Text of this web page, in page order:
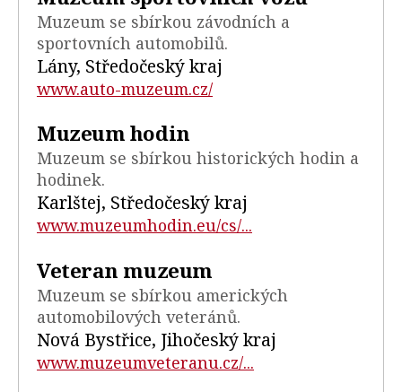
Muzeum se sbírkou závodních a
sportovních automobilů.
Lány, Středočeský kraj
www.auto-muzeum.cz/
Muzeum hodin
Muzeum se sbírkou historických hodin a
hodinek.
Karlštej, Středočeský kraj
www.muzeumhodin.eu/cs/...
Veteran muzeum
Muzeum se sbírkou amerických
automobilových veteránů.
Nová Bystřice, Jihočeský kraj
www.muzeumveteranu.cz/...